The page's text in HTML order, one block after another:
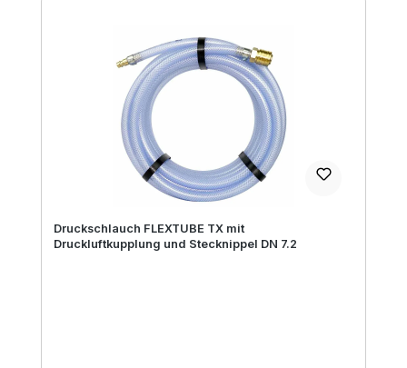
Druckschlauch FLEXTUBE TX mit
Druckluftkupplung und Stecknippel DN 7.2